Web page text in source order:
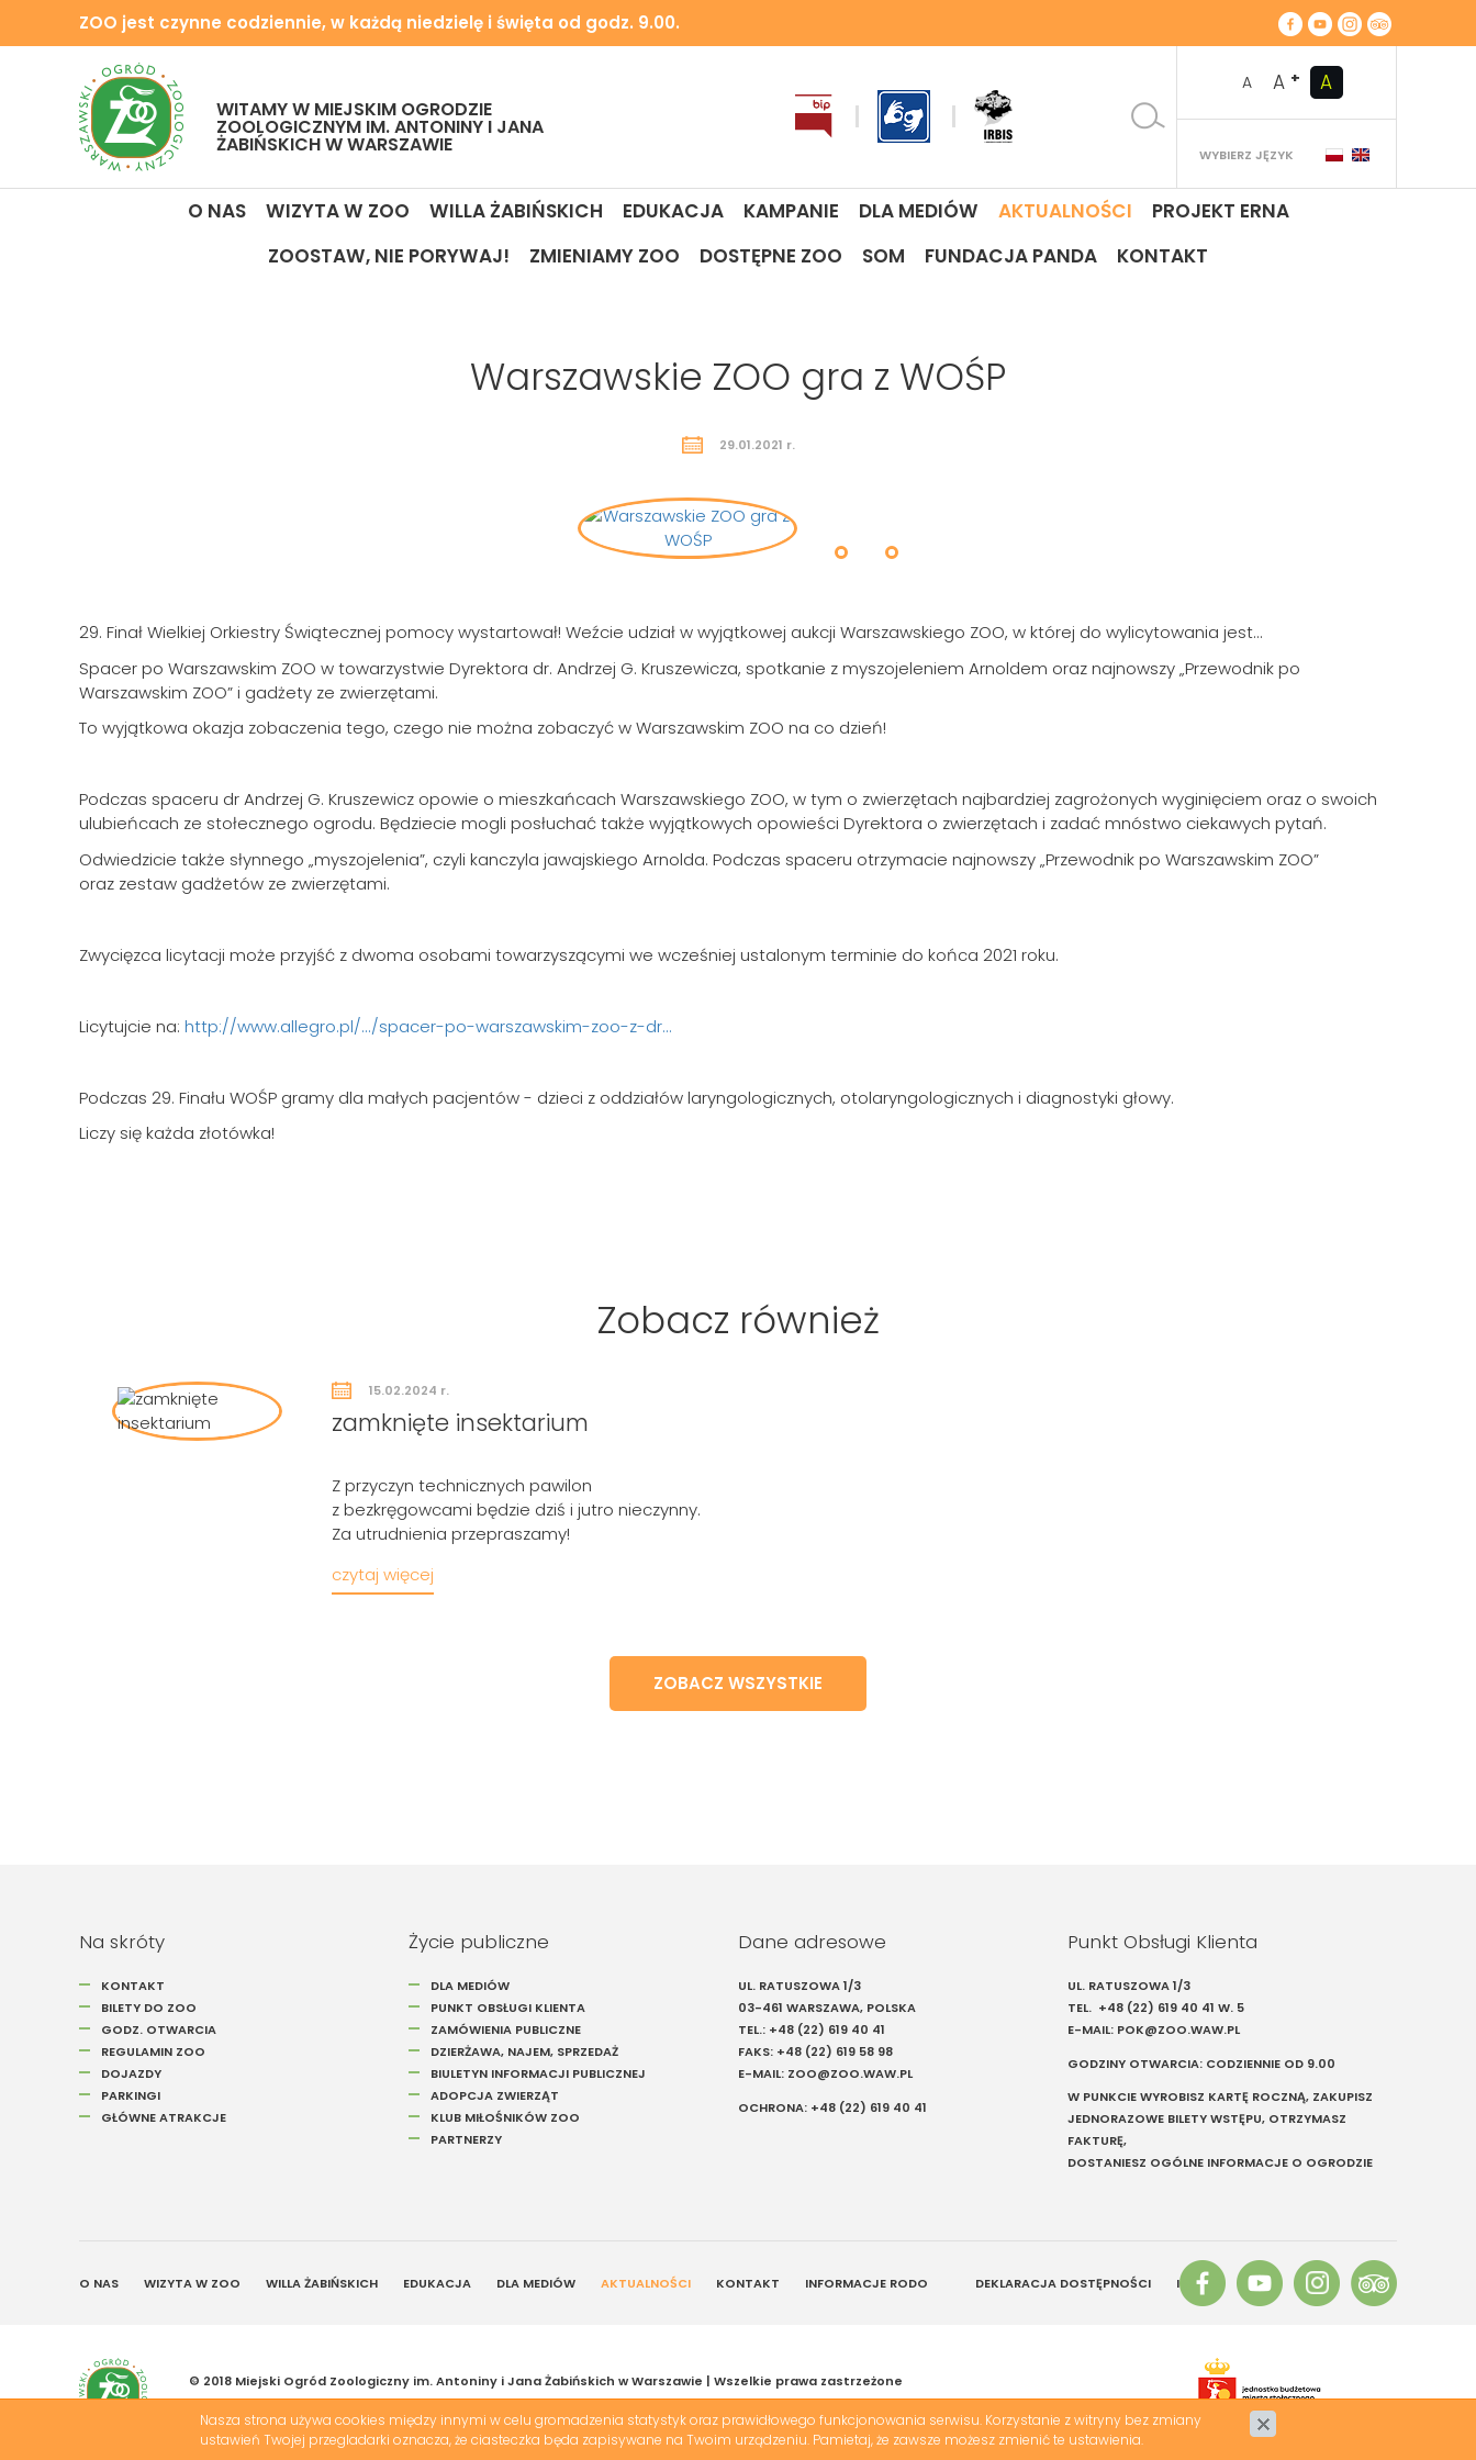
ZOO jest czynne codziennie, w każdą niedzielę i święta od godz. 9.00.
WITAMY W MIEJSKIM OGRODZIE
ZOOLOGICZNYM IM. ANTONINY I JANA
ŻABIŃSKICH W WARSZAWIE
A A + A
WYBIERZ JĘZYK
O NAS WIZYTA W ZOO WILLA ŻABIŃSKICH EDUKACJA KAMPANIE DLA MEDIÓW AKTUALNOŚCI
PROJEKT ERNA
ZOOSTAW, NIE PORYWAJ!
ZMIENIAMY ZOO DOSTĘPNE ZOO SOM FUNDACJA PANDA KONTAKT
Warszawskie ZOO gra z WOŚP
29.01.2021 r.
29. Finał Wielkiej Orkiestry Świątecznej pomocy wystartował! Weźcie udział w wyjątkowej aukcji Warszawskiego ZOO, w której do wylicytowania jest...
Spacer po Warszawskim ZOO w towarzystwie Dyrektora dr. Andrzej G. Kruszewicza, spotkanie z myszojeleniem Arnoldem oraz najnowszy „Przewodnik po
Warszawskim ZOO” i gadżety ze zwierzętami.
To wyjątkowa okazja zobaczenia tego, czego nie można zobaczyć w Warszawskim ZOO na co dzień!
Podczas spaceru dr Andrzej G. Kruszewicz opowie o mieszkańcach Warszawskiego ZOO, w tym o zwierzętach najbardziej zagrożonych wyginięciem oraz o swoich
ulubieńcach ze stołecznego ogrodu. Będziecie mogli posłuchać także wyjątkowych opowieści Dyrektora o zwierzętach i zadać mnóstwo ciekawych pytań.
Odwiedzicie także słynnego „myszojelenia”, czyli kanczyla jawajskiego Arnolda. Podczas spaceru otrzymacie najnowszy „Przewodnik po Warszawskim ZOO”
oraz zestaw gadżetów ze zwierzętami.
Zwycięzca licytacji może przyjść z dwoma osobami towarzyszącymi we wcześniej ustalonym terminie do końca 2021 roku.
Licytujcie na: http://www.allegro.pl/.../spacer-po-warszawskim-zoo-z-dr...
Podczas 29. Finału WOŚP gramy dla małych pacjentów - dzieci z oddziałów laryngologicznych, otolaryngologicznych i diagnostyki głowy.
Liczy się każda złotówka!
Zobacz również
15.02.2024 r.
zamknięte insektarium
Z przyczyn technicznych pawilon
z bezkręgowcami będzie dziś i jutro nieczynny.
Za utrudnienia przepraszamy!
czytaj więcej
ZOBACZ WSZYSTKIE
Na skróty
KONTAKT
BILETY DO ZOO
GODZ. OTWARCIA
REGULAMIN ZOO
DOJAZDY
PARKINGI
GŁÓWNE ATRAKCJE
Życie publiczne
DLA MEDIÓW
PUNKT OBSŁUGI KLIENTA
ZAMÓWIENIA PUBLICZNE
DZIERŻAWA, NAJEM, SPRZEDAŻ
BIULETYN INFORMACJI PUBLICZNEJ
ADOPCJA ZWIERZĄT
KLUB MIŁOŚNIKÓW ZOO
PARTNERZY
Dane adresowe
UL. RATUSZOWA 1/3
03-461 WARSZAWA, POLSKA
TEL.: +48 (22) 619 40 41
FAKS: +48 (22) 619 58 98
E-MAIL: ZOO@ZOO.WAW.PL
OCHRONA: +48 (22) 619 40 41
Punkt Obsługi Klienta
UL. RATUSZOWA 1/3
TEL. +48 (22) 619 40 41 W. 5
E-MAIL: POK@ZOO.WAW.PL
GODZINY OTWARCIA: CODZIENNIE OD 9.00
W PUNKCIE WYROBISZ KARTĘ ROCZNĄ, ZAKUPISZ
JEDNORAZOWE BILETY WSTĘPU, OTRZYMASZ
FAKTURĘ,
DOSTANIESZ OGÓLNE INFORMACJE O OGRODZIE
O NAS WIZYTA W ZOO WILLA ŻABIŃSKICH EDUKACJA DLA MEDIÓW AKTUALNOŚCI KONTAKT INFORMACJE RODO DEKLARACJA DOSTĘPNOŚCI INFO
© 2018 Miejski Ogród Zoologiczny im. Antoniny i Jana Żabińskich w Warszawie | Wszelkie prawa zastrzeżone
Projekt &cms:www.zstudio.pl
Nasza strona używa cookies między innymi w celu gromadzenia statystyk oraz prawidłowego funkcjonowania serwisu. Korzystanie z witryny bez zmiany
ustawień Twojej przegladarki oznacza, że ciasteczka będa zapisywane na Twoim urządzeniu. Pamietaj, że zawsze możesz zmienić te ustawienia.